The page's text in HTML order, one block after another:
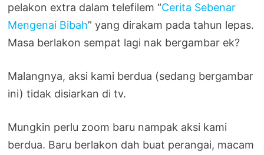
pelakon extra dalam telefilem “Cerita Sebenar
Mengenai Bibah” yang dirakam pada tahun lepas.
Masa berlakon sempat lagi nak bergambar ek?
Malangnya, aksi kami berdua (sedang bergambar
ini) tidak disiarkan di tv.
Mungkin perlu zoom baru nampak aksi kami
berdua. Baru berlakon dah buat perangai, macam